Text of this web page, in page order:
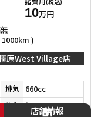
10万円
)
原West Village店
排気 660cc
修復 無店舗情報